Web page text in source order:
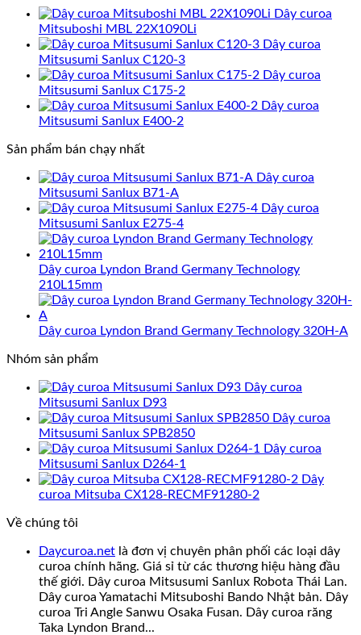
Dây curoa
Mitsuboshi MBL 22X1090Li
Dây curoa
Mitsusumi Sanlux C120-3
Dây curoa
Mitsusumi Sanlux C175-2
Dây curoa
Mitsusumi Sanlux E400-2
Sản phẩm bán chạy nhất
Dây curoa
Mitsusumi Sanlux B71-A
Dây curoa
Mitsusumi Sanlux E275-4
Dây curoa Lyndon Brand Germany Technology
210L15mm
Dây curoa Lyndon Brand Germany Technology 320H-A
Nhóm sản phẩm
Dây curoa
Mitsusumi Sanlux D93
Dây curoa
Mitsusumi Sanlux SPB2850
Dây curoa
Mitsusumi Sanlux D264-1
Dây
curoa Mitsuba CX128-RECMF91280-2
Về chúng tôi
Daycuroa.net là đơn vị chuyên phân phối các loại dây
curoa chính hãng. Giá sỉ từ các thương hiệu hàng đầu
thế giới. Dây curoa Mitsusumi Sanlux Robota Thái Lan.
Dây curoa Yamatachi Mitsuboshi Bando Nhật bản. Dây
curoa Tri Angle Sanwu Osaka Fusan. Dây curoa răng
Taka Lyndon Brand...